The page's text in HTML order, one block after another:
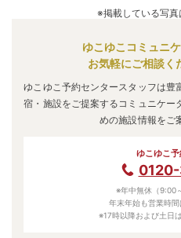
※掲載している写真
ゆこゆこコミュニ
お気軽にご相談く
ゆこゆこ予約センタースタッフは豊
宿・施設をご提案するコミュニケー
めの施設情報をご
ゆこゆこ
※年中無休（9:00
年末年始も営業時間
※17時以降および土日